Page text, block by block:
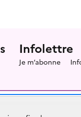
Infolettre
Je m’abonne